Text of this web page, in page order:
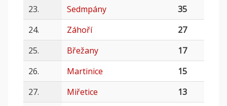
23.
Sedmpány
35
24.
Záhoří
27
25.
Břežany
17
26.
Martinice
15
27.
Miřetice
13